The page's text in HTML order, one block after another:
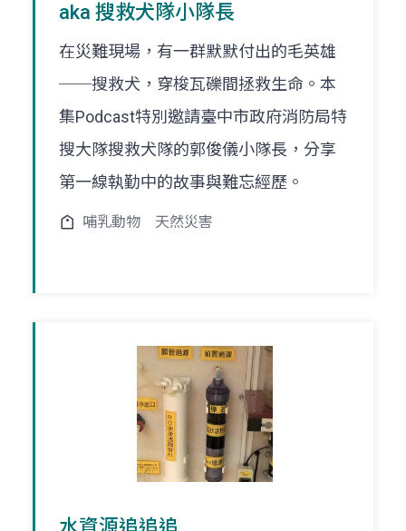
aka 搜救犬隊小隊長
在災難現場，有一群默默付出的毛英雄
──搜救犬，穿梭瓦礫間拯救生命。本
集Podcast特別邀請臺中市政府消防局特
搜大隊搜救犬隊的郭俊儀小隊長，分享
第一線執勤中的故事與難忘經歷。
哺乳動物 天然災害